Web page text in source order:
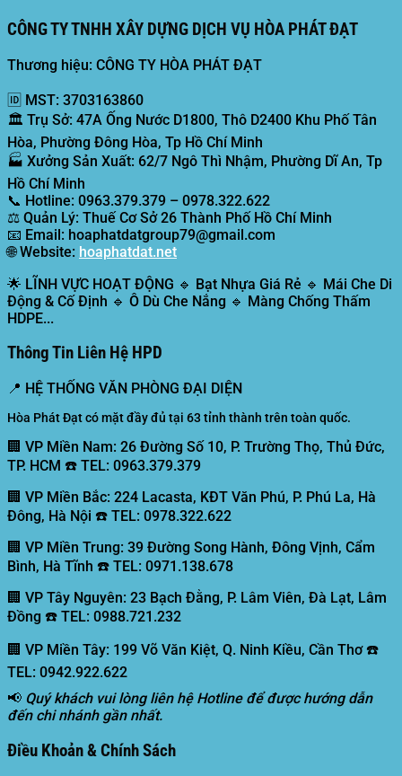
CÔNG TY TNHH XÂY DỰNG DỊCH VỤ HÒA PHÁT ĐẠT
Thương hiệu: CÔNG TY HÒA PHÁT ĐẠT
🆔 MST: 3703163860
🏛️ Trụ Sở: 47A Ống Nước D1800, Thô D2400 Khu Phố Tân
Hòa, Phường Đông Hòa, Tp Hồ Chí Minh
🏭 Xưởng Sản Xuất: 62/7 Ngô Thì Nhậm, Phường Dĩ An, Tp
Hồ Chí Minh
📞 Hotline: 0963.379.379 – 0978.322.622
⚖️ Quản Lý: Thuế Cơ Sở 26 Thành Phố Hồ Chí Minh
📧 Email: hoaphatdatgroup79@gmail.com
🌐Website: hoaphatdat.net
🌟 LĨNH VỰC HOẠT ĐỘNG 🔹 Bạt Nhựa Giá Rẻ 🔹 Mái Che Di
Động & Cố Định 🔹 Ô Dù Che Nắng 🔹 Màng Chống Thấm
HDPE...
Thông Tin Liên Hệ HPD
📍 HỆ THỐNG VĂN PHÒNG ĐẠI DIỆN
Hòa Phát Đạt có mặt đầy đủ tại 63 tỉnh thành trên toàn quốc.
🏢 VP Miền Nam: 26 Đường Số 10, P. Trường Thọ, Thủ Đức,
TP. HCM ☎️ TEL: 0963.379.379
🏢 VP Miền Bắc: 224 Lacasta, KĐT Văn Phú, P. Phú La, Hà
Đông, Hà Nội ☎️ TEL: 0978.322.622
🏢 VP Miền Trung: 39 Đường Song Hành, Đông Vịnh, Cẩm
Bình, Hà Tĩnh ☎️ TEL: 0971.138.678
🏢 VP Tây Nguyên: 23 Bạch Đằng, P. Lâm Viên, Đà Lạt, Lâm
Đồng ☎️ TEL: 0988.721.232
🏢 VP Miền Tây: 199 Võ Văn Kiệt, Q. Ninh Kiều, Cần Thơ ☎️
TEL: 0942.922.622
📢 Quý khách vui lòng liên hệ Hotline để được hướng dẫn
đến chi nhánh gần nhất.
Điều Khoản & Chính Sách